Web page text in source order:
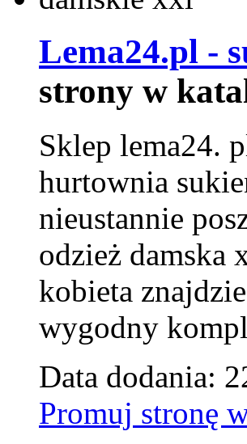
Lema24.pl -
strony w
Sklep lema24.
hurtownia
nieustannie
odzież damska
kobieta
wygodny
Data dodania:
Promuj stronę